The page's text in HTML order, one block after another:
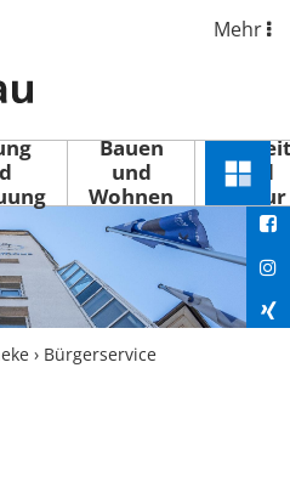
Mehr
Bauen
und
Wohnen
Freizeit
und
Kultur
Menü
› Bürgerservice